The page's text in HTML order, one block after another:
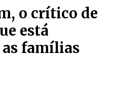
o crítico de
está
famílias